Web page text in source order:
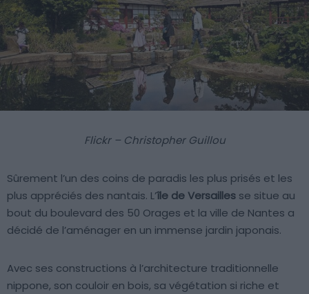
Flickr – Christopher Guillou
Sûrement l’un des coins de paradis les plus prisés et les
plus appréciés des nantais. L’île de Versailles se situe au
bout du boulevard des 50 Orages et la ville de Nantes a
décidé de l’aménager en un immense jardin japonais.
Avec ses constructions à l’architecture traditionnelle
nippone, son couloir en bois, sa végétation si riche et